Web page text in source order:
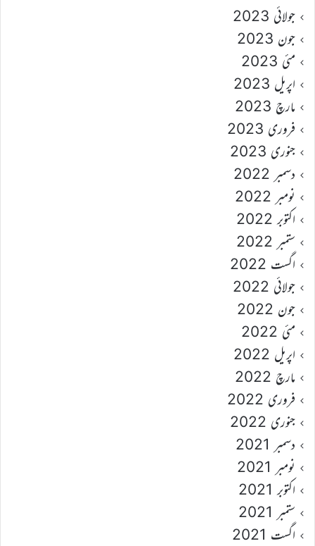
جولائی 2023
جون 2023
مئی 2023
اپریل 2023
مارچ 2023
فروری 2023
جنوری 2023
دسمبر 2022
نومبر 2022
اکتوبر 2022
ستمبر 2022
اگست 2022
جولائی 2022
جون 2022
مئی 2022
اپریل 2022
مارچ 2022
فروری 2022
جنوری 2022
دسمبر 2021
نومبر 2021
اکتوبر 2021
ستمبر 2021
اگست 2021